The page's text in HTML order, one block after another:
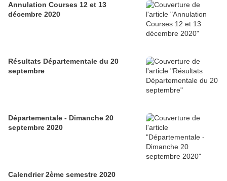
Annulation Courses 12 et 13
décembre 2020
Résultats Départementale du 20
septembre
Départementale - Dimanche 20
septembre 2020
Calendrier 2ème semestre 2020